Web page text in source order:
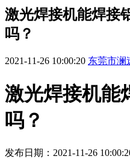
激光焊接机能焊接
吗？
2021-11-26 10:00:20 东莞市澜
激光焊接机能
吗？
发布日期：2021-11-26